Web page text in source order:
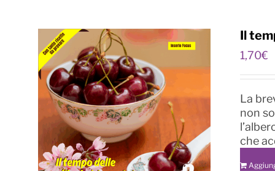
Il
1,70€
La
non
che